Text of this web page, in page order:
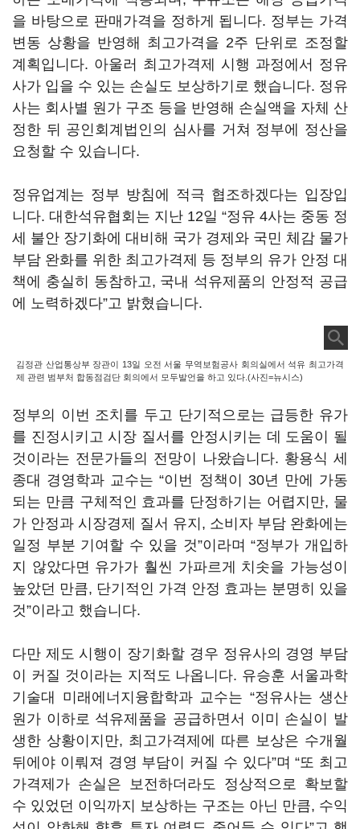
을 바탕으로 판매가격을 정하게 됩니다. 정부는 가격
변동 상황을 반영해 최고가격을 2주 단위로 조정할
계획입니다. 아울러 최고가격제 시행 과정에서 정유
사가 입을 수 있는 손실도 보상하기로 했습니다. 정유
사는 회사별 원가 구조 등을 반영해 손실액을 자체 산
정한 뒤 공인회계법인의 심사를 거쳐 정부에 정산을
요청할 수 있습니다.
정유업계는 정부 방침에 적극 협조하겠다는 입장입
니다. 대한석유협회는 지난 12일 “정유 4사는 중동 정
세 불안 장기화에 대비해 국가 경제와 국민 체감 물가
부담 완화를 위한 최고가격제 등 정부의 유가 안정 대
책에 충실히 동참하고, 국내 석유제품의 안정적 공급
에 노력하겠다”고 밝혔습니다.
김정관 산업통상부 장관이 13일 오전 서울 무역보험공사 회의실에서 석유 최고가격
제 관련 범부처 합동점검단 회의에서 모두발언을 하고 있다.(사진=뉴시스)
정부의 이번 조치를 두고 단기적으로는 급등한 유가
를 진정시키고 시장 질서를 안정시키는 데 도움이 될
것이라는 전문가들의 전망이 나왔습니다. 황용식 세
종대 경영학과 교수는 “이번 정책이 30년 만에 가동
되는 만큼 구체적인 효과를 단정하기는 어렵지만, 물
가 안정과 시장경제 질서 유지, 소비자 부담 완화에는
일정 부분 기여할 수 있을 것”이라며 “정부가 개입하
지 않았다면 유가가 훨씬 가파르게 치솟을 가능성이
높았던 만큼, 단기적인 가격 안정 효과는 분명히 있을
것”이라고 했습니다.
다만 제도 시행이 장기화할 경우 정유사의 경영 부담
이 커질 것이라는 지적도 나옵니다. 유승훈 서울과학
기술대 미래에너지융합학과 교수는 “정유사는 생산
원가 이하로 석유제품을 공급하면서 이미 손실이 발
생한 상황이지만, 최고가격제에 따른 보상은 수개월
뒤에야 이뤄져 경영 부담이 커질 수 있다”며 “또 최고
가격제가 손실은 보전하더라도 정상적으로 확보할
수 있었던 이익까지 보상하는 구조는 아닌 만큼, 수익